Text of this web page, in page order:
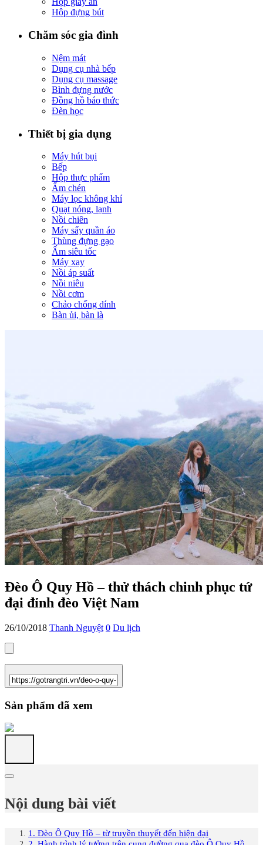
Hộp đựng bút
Chăm sóc gia đình
Nệm mát
Dụng cụ nhà bếp
Dụng cụ massage
Bình đựng nước
Đồng hồ báo thức
Đèn học
Thiết bị gia dụng
Máy hút bụi
Bếp
Hộp thực phẩm
Ấm chén
Máy lọc không khí
Quạt nóng, lạnh
Nồi chiên
Máy sấy quần áo
Thùng đựng gạo
Ấm siêu tốc
Máy xay
Nồi áp suất
Nồi niêu
Nồi cơm
Chảo chống dính
Bàn ủi, bàn là
Đèo Ô Quy Hồ – thử thách chinh phục tứ
đại đỉnh đèo Việt Nam
26/10/2018 Thanh Nguyệt 0 Du lịch
Sản phẩm đã xem
Nội dung bài viết
1. Đèo Ô Quy Hồ – từ truyền thuyết đến hiện đại